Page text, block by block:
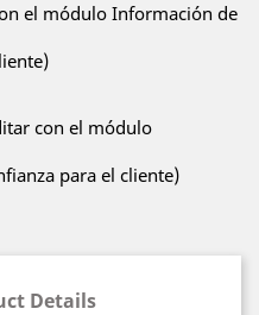
el módulo Información de
con el módulo
para el cliente)
Details